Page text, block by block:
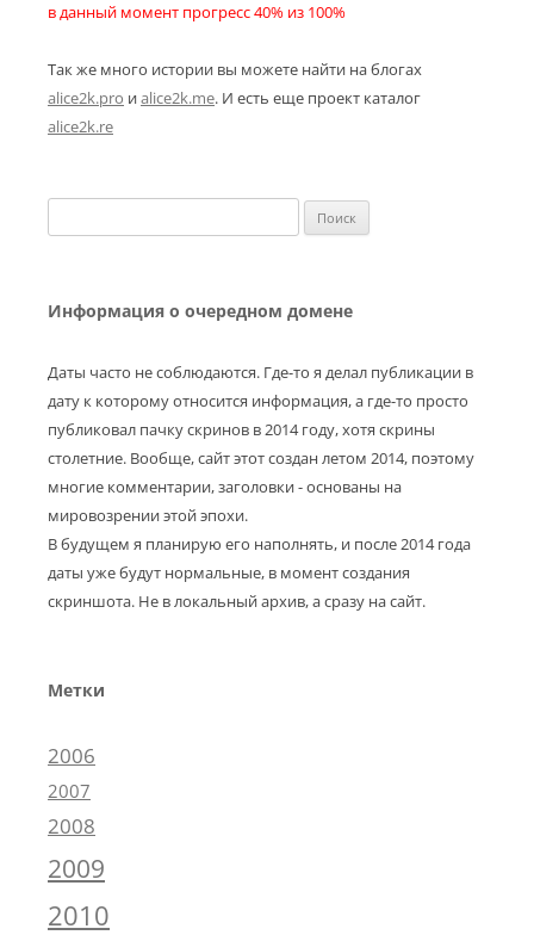
в данный момент прогресс 40% из 100%
Так же много истории вы можете найти на блогах
alice2k.pro иalice2k.me. И есть еще проект каталог
alice2k.re
Информация о очередном домене
Даты часто не соблюдаются. Где-то я делал публикации в
дату к которому относится информация, а где-то просто
публиковал пачку скринов в 2014 году, хотя скрины
столетние. Вообще, сайт этот создан летом 2014, поэтому
многие комментарии, заголовки - основаны на
мировозрении этой эпохи.
В будущем я планирую его наполнять, и после 2014 года
даты уже будут нормальные, в момент создания
скриншота. Не в локальный архив, а сразу на сайт.
Метки
2006
2007
2008
2009
2010